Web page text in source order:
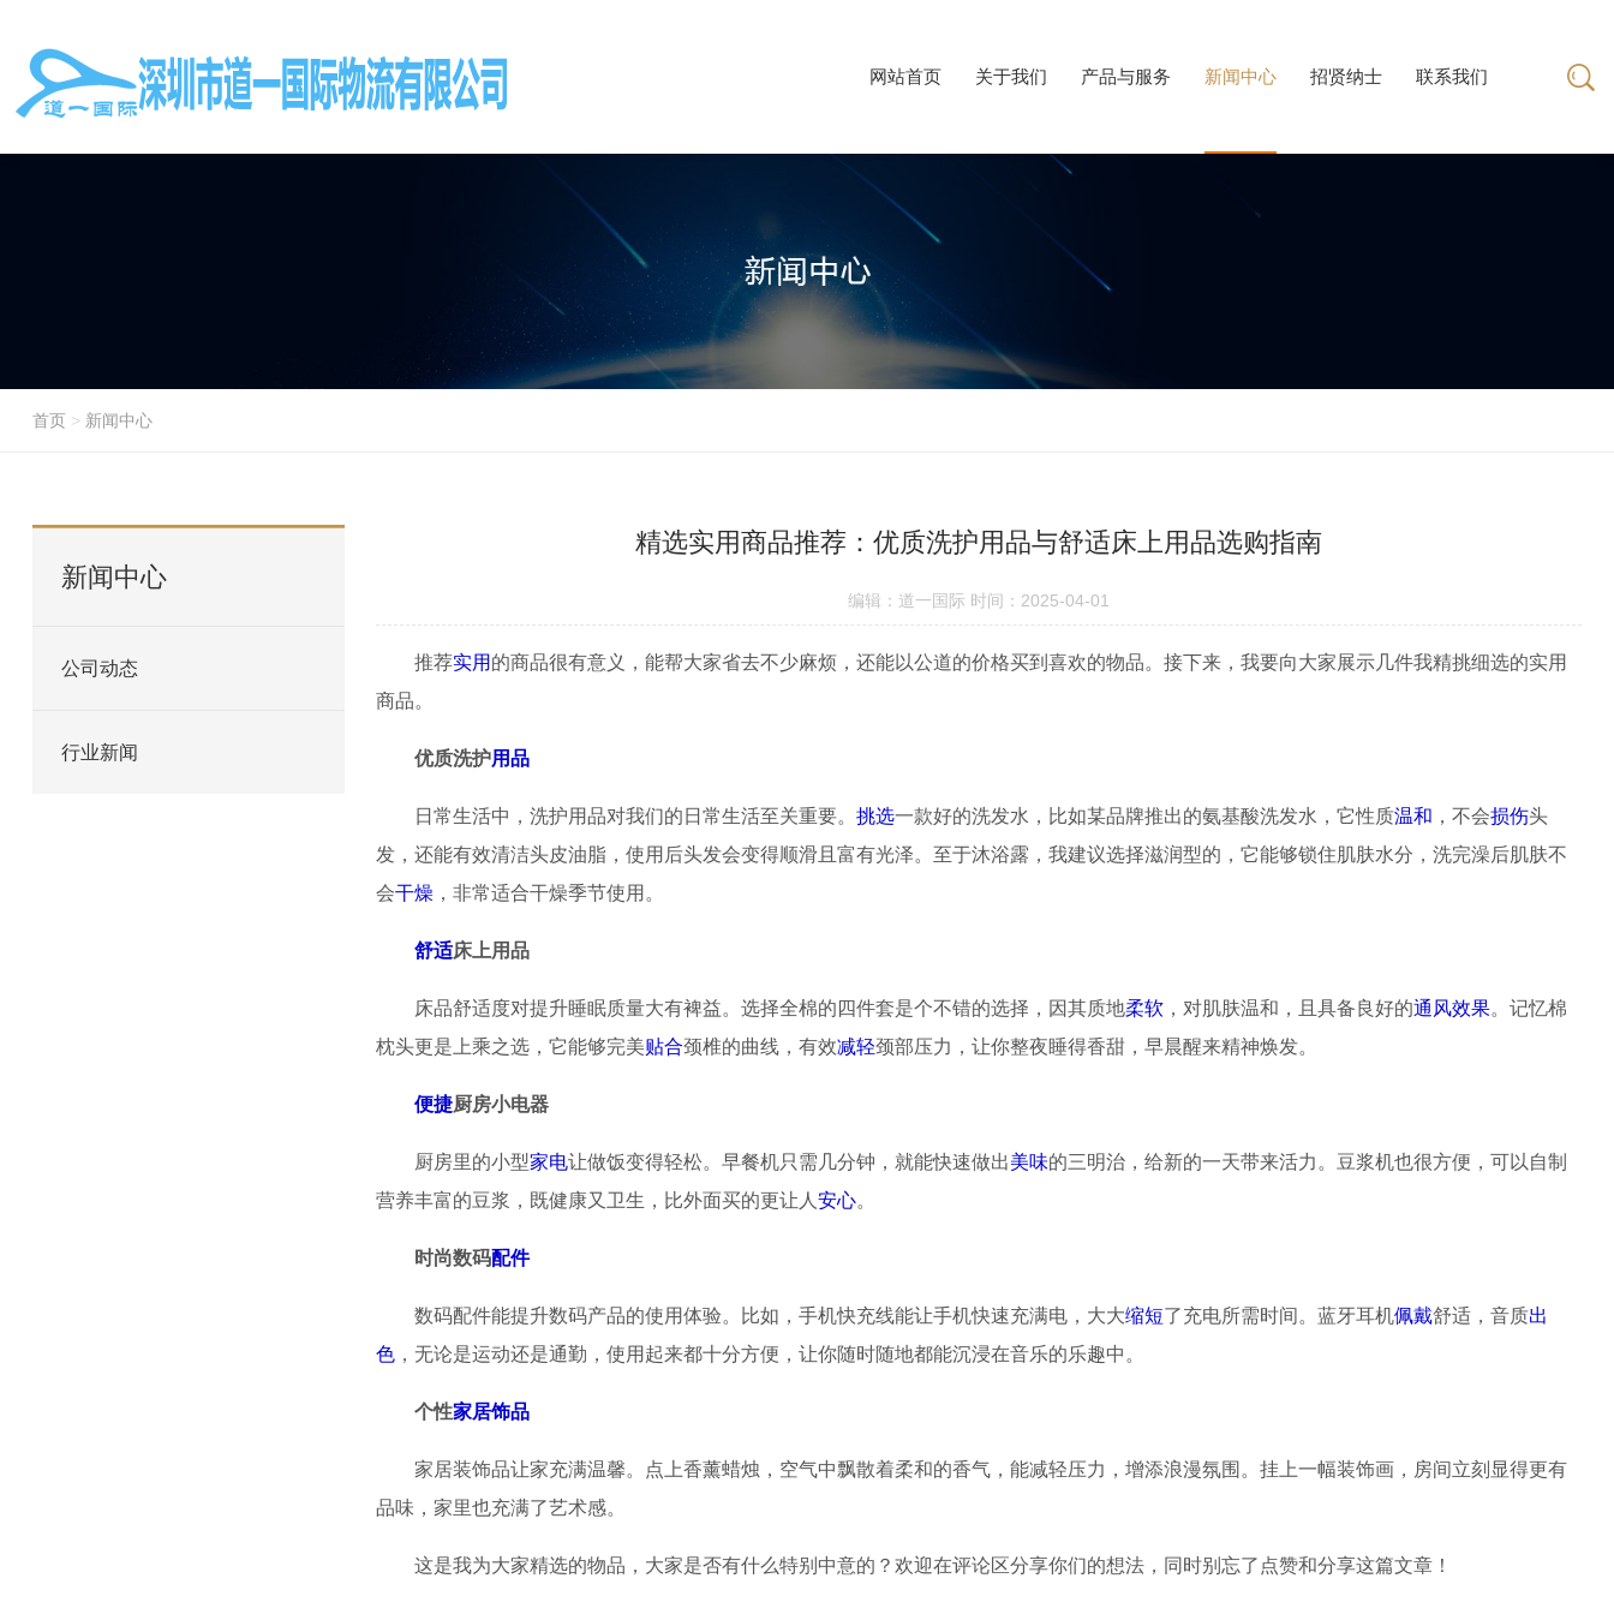
网站首页
网站首页
关于我们 产品与服务 新闻中心 招贤纳士 联系我们
首页> 新闻中心
新闻中心
公司动态
行业新闻
精选实用商品推荐：优质洗护用品与舒适床上用品选购指南
编辑：道一国际 时间：2025-04-01
推荐实用 的商品很有意义，能帮大家省去不少麻烦，还能以公道的价格买到喜欢的物品。接下来，我要向大家展示几件我精挑细选的实用
商品。
优质洗护用品
日常生活中，洗护用品对我们的日常生活至关重要。 挑选一款好的洗发水，比如某品牌推出的氨基酸洗发水，它性质温和 ，不会损伤头
发，还能有效清洁头皮油脂，使用后头发会变得顺滑且富有光泽。至于沐浴露，我建议选择滋润型的，它能够锁住肌肤水分，洗完澡后肌肤不
会干燥 ，非常适合干燥季节使用。
舒适床上用品
床品舒适度对提升睡眠质量大有裨益。选择全棉的四件套是个不错的选择，因其质地柔软，对肌肤温和，且具备良好的通风效果。记忆棉
枕头更是上乘之选，它能够完美贴合颈椎的曲线，有效减轻颈部压力，让你整夜睡得香甜，早晨醒来精神焕发。
便捷厨房小电器
厨房里的小型家电让做饭变得轻松。早餐机只需几分钟，就能快速做出美味的三明治，给新的一天带来活力。豆浆机也很方便，可以自制
营养丰富的豆浆，既健康又卫生，比外面买的更让人 安心。
时尚数码配件
数码配件能提升数码产品的使用体验。比如，手机快充线能让手机快速充满电，大大缩短了充电所需时间。蓝牙耳机佩戴舒适，音质出
色，无论是运动还是通勤，使用起来都十分方便，让你随时随地都能沉浸在音乐的乐趣中。
个性家居饰品
家居装饰品让家充满温馨。点上香薰蜡烛，空气中飘散着柔和的香气，能减轻压力，增添浪漫氛围。挂上一幅装饰画，房间立刻显得更有
品味，家里也充满了艺术感。
这是我为大家精选的物品，大家是否有什么特别中意的？欢迎在评论区分享你们的想法，同时别忘了点赞和分享这篇文章！